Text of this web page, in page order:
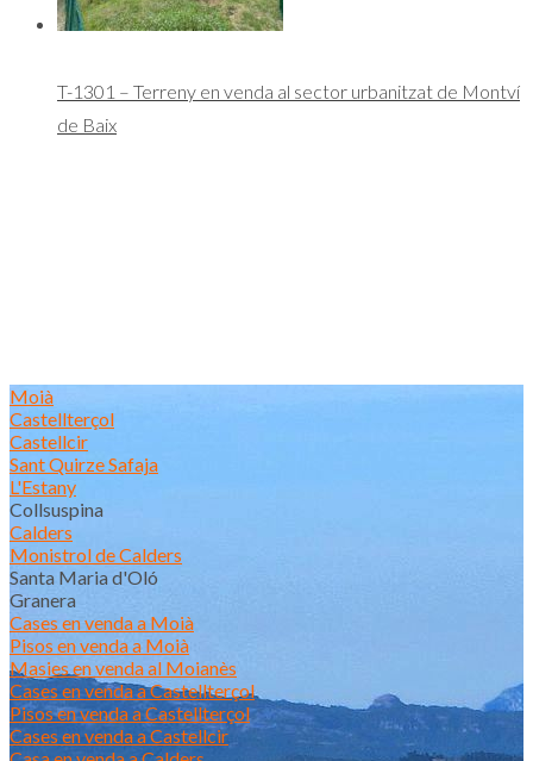
T-1301 – Terreny en venda al sector urbanitzat de Montví
de Baix
Moià
Castellterçol
Castellcir
Sant Quirze Safaja
L'Estany
Collsuspina
Calders
Monistrol de Calders
Santa Maria d'Oló
Granera
Cases en venda a Moià
Pisos en venda a Moià
Masies en venda al Moianès
Cases en venda a Castellterçol
Pisos en venda a Castellterçol
Cases en venda a Castellcir